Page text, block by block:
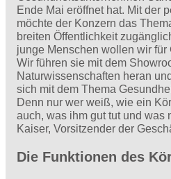
Ende Mai eröffnet hat. Mit der
möchte der Konzern das
breiten Öffentlichkeit
junge Menschen wollen wir für
Wir führen sie mit dem
Naturwissenschaften heran
sich mit dem Thema
Denn nur wer weiß, wie ein
auch, was ihm gut tut und was
Kaiser, Vorsitzender der
Die Funktionen des